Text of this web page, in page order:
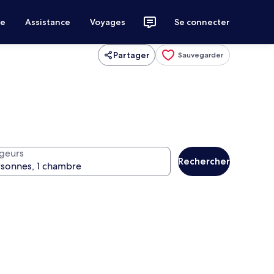
Assistance Voyages Se connecter
Partager Sauvegarder
Rechercher